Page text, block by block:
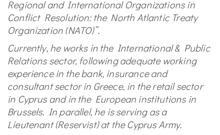
Regional and International Organizations in
Conflict Resolution: the North Atlantic Treaty
Organization (NATO)”.
Currently, he works in the International & Public
Relations sector, following adequate working
experience in the bank, insurance and
consultant sector in Greece, in the retail sector
in Cyprus and in the European institutions in
Brussels. In parallel, he is serving as a
Lieutenant (Reservist) at the Cyprus Army.